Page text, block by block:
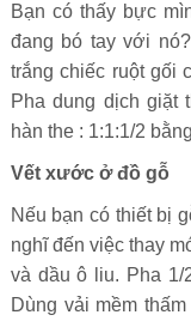
Bạn có thấy bực
đang bó tay với
trắng chiếc ruột gối
Pha dung dịch giặt
hàn the : 1:1:1/2
Vết xước ở đồ gỗ
Nếu bạn có thiết bị
nghĩ đến việc thay
và dầu ô liu. Pha 1/
Dùng vải mềm